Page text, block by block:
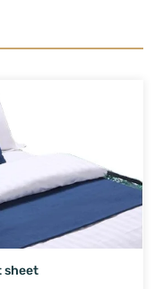
sheet